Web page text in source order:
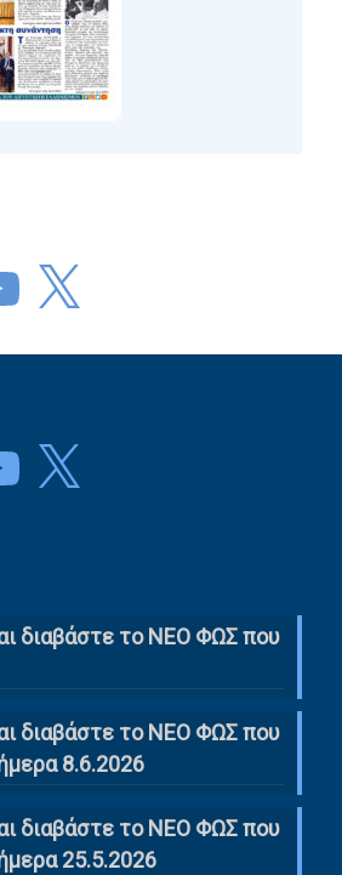
X
X
διαβάστε το NΕΟ ΦΩΣ που
διαβάστε το ΝΕΟ ΦΩΣ που
8.6.2026
διαβάστε το ΝΕΟ ΦΩΣ που
25.5.2026